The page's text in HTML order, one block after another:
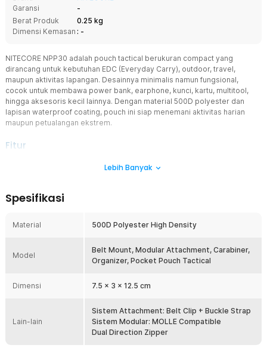
Garansi
-
Berat Produk
0.25 kg
Dimensi Kemasan : -
NITECORE NPP30 adalah pouch tactical berukuran compact yang
dirancang untuk kebutuhan EDC (Everyday Carry), outdoor, travel,
maupun aktivitas lapangan. Desainnya minimalis namun fungsional,
cocok untuk membawa power bank, earphone, kunci, kartu, multitool,
hingga aksesoris kecil lainnya. Dengan material 500D polyester dan
lapisan waterproof coating, pouch ini siap menemani aktivitas harian
maupun petualangan ekstrem.
Fitur
Desain Modular Multifungsi
tactical, atau gear outdoor lainnya. Desain MOLLE style ini
Cocok bagi pengguna tactical gear maupun survival kit.
Dilengkapi sistem clip dan buckle di bagian belakang sehingga
dapat dipasang di tas ransel, sabuk, sling bag, maupun webbing
kecil, pouch gantung, atau tambahan pada backpack. Cocok untuk
Material 500D Polyester Berkualitas
Pouch ini menggunakan bahan 500D polyester berkualitas tinggi
yang terkenal kuat dan tahan sobek. Lapisan waterproof coating
Lebih Banyak
Spesifikasi
Material 500D Polyester High Density
Model
Belt Mount, Modular Attachment, Carabiner,
Organizer, Pocket Pouch Tactical
Dimensi 7.5 x 3 x 12.5 cm
Lain-lain
Sistem Attachment: Belt Clip + Buckle Strap
Sistem Modular: MOLLE Compatible
Dual Direction Zipper